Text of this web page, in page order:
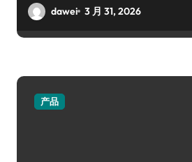
dawei 3 月 31, 2026
产品